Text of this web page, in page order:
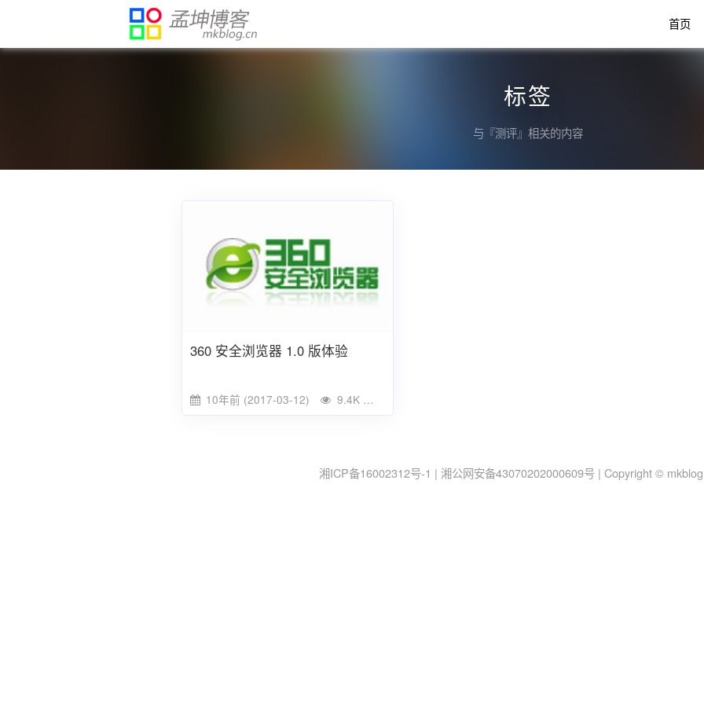
首页
标签
与『测评』相关的内容
360 安全浏览器 1.0 版体验
10年前 (2017-03-12) 9.4K
湘ICP备16002312号-1 | 湘公网安备43070202000609号| Copyright ©